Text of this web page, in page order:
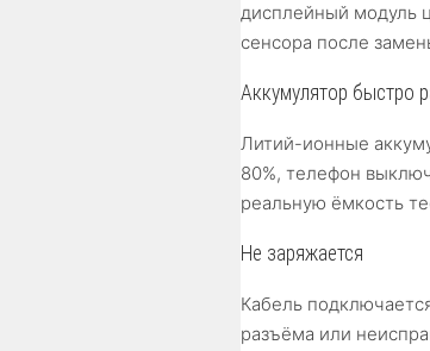
дисплейный модуль
сенсора после
Аккумулятор быстро
Литий-ионные
80%, телефон
реальную ёмкость
Не заряжается
Кабель
разъёма или